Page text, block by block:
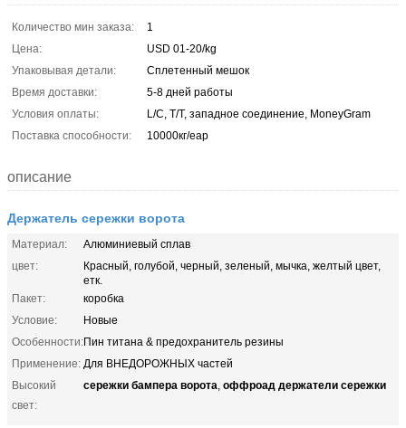
Количество мин заказа:
1
Цена:
USD 01-20/kg
Упаковывая детали:
Сплетенный мешок
Время доставки:
5-8 дней работы
Условия оплаты:
L/C, T/T, западное соединение, MoneyGram
Поставка способности:
10000кг/еар
описание
Держатель сережки ворота
Материал:
Алюминиевый сплав
цвет:
Красный, голубой, черный, зеленый, мычка, желтый цвет,
етк.
Пакет:
коробка
Условие:
Новые
Особенности:Пин титана & предохранитель резины
Применение: Для ВНЕДОРОЖНЫХ частей
Высокий
свет:
сережки бампера ворота, оффроад держатели сережки